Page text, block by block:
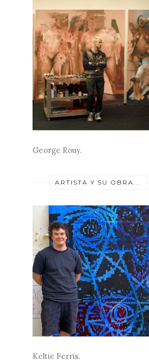
George Rouy.
ARTISTA Y SU OBRA...
Keltie Ferris.